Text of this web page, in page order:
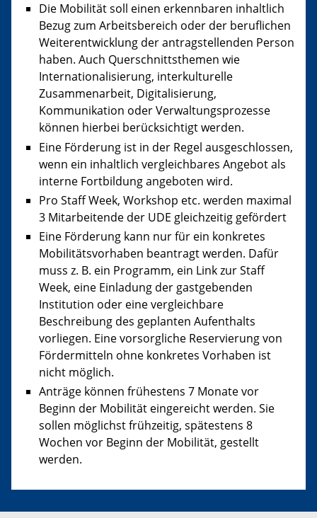
Die Mobilität soll einen erkennbaren inhaltlich
Bezug zum Arbeitsbereich oder der beruflichen
Weiterentwicklung der antragstellenden Person
haben. Auch Querschnittsthemen wie
Internationalisierung, interkulturelle
Zusammenarbeit, Digitalisierung,
Kommunikation oder Verwaltungsprozesse
können hierbei berücksichtigt werden.
Eine Förderung ist in der Regel ausgeschlossen,
wenn ein inhaltlich vergleichbares Angebot als
interne Fortbildung angeboten wird.
Pro Staff Week, Workshop etc. werden maximal
3 Mitarbeitende der UDE gleichzeitig gefördert
Eine Förderung kann nur für ein konkretes
Mobilitätsvorhaben beantragt werden. Dafür
muss z. B. ein Programm, ein Link zur Staff
Week, eine Einladung der gastgebenden
Institution oder eine vergleichbare
Beschreibung des geplanten Aufenthalts
vorliegen. Eine vorsorgliche Reservierung von
Fördermitteln ohne konkretes Vorhaben ist
nicht möglich.
Anträge können frühestens 7 Monate vor
Beginn der Mobilität eingereicht werden. Sie
sollen möglichst frühzeitig, spätestens 8
Wochen vor Beginn der Mobilität, gestellt
werden.